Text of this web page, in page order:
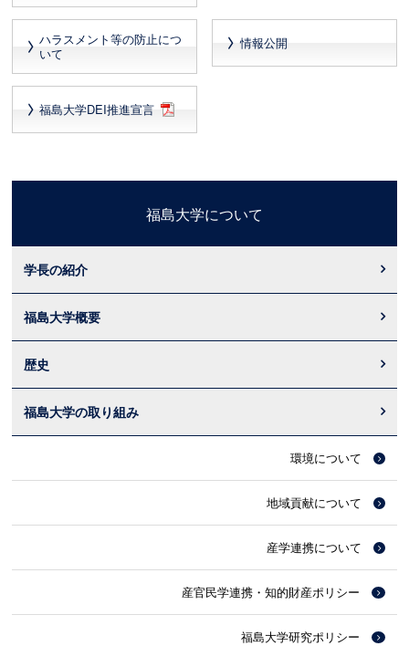
ハラスメント等の防止につ
いて
情報公開
福島大学DEI推進宣言
福島大学について
学長の紹介
福島大学概要
歴史
福島大学の取り組み
環境について
地域貢献について
産学連携について
産官民学連携・知的財産ポリシー
福島大学研究ポリシー